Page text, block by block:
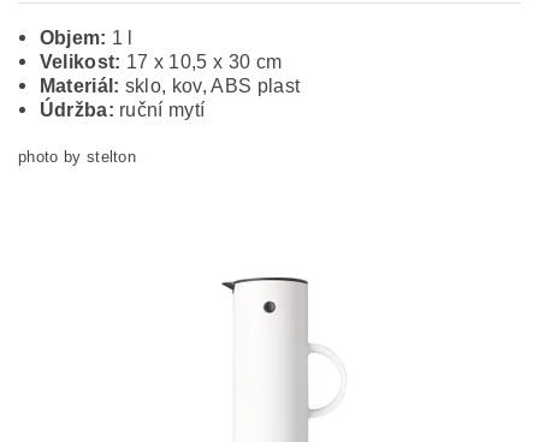
Objem: 1 l
Velikost: 17 x 10,5 x 30 cm
Materiál: sklo, kov, ABS plast
Údržba: ruční mytí
photo by stelton